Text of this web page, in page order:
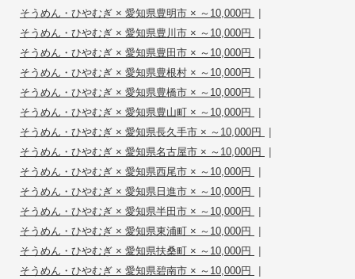
そうめん・ひやむぎ × 愛知県豊明市 × ～10,000円 |
そうめん・ひやむぎ × 愛知県豊川市 × ～10,000円 |
そうめん・ひやむぎ × 愛知県豊田市 × ～10,000円 |
そうめん・ひやむぎ × 愛知県豊根村 × ～10,000円 |
そうめん・ひやむぎ × 愛知県豊橋市 × ～10,000円 |
そうめん・ひやむぎ × 愛知県豊山町 × ～10,000円 |
そうめん・ひやむぎ × 愛知県長久手市 × ～10,000円 |
そうめん・ひやむぎ × 愛知県名古屋市 × ～10,000円 |
そうめん・ひやむぎ × 愛知県西尾市 × ～10,000円 |
そうめん・ひやむぎ × 愛知県日進市 × ～10,000円 |
そうめん・ひやむぎ × 愛知県半田市 × ～10,000円 |
そうめん・ひやむぎ × 愛知県東浦町 × ～10,000円 |
そうめん・ひやむぎ × 愛知県扶桑町 × ～10,000円 |
そうめん・ひやむぎ × 愛知県碧南市 × ～10,000円 |